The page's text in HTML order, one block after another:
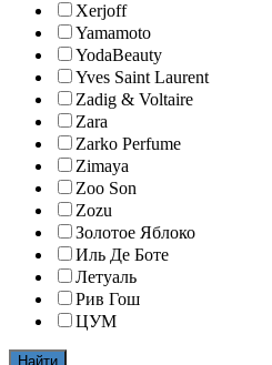
Xerjoff
Yamamoto
YodaBeauty
Yves Saint Laurent
Zadig & Voltaire
Zara
Zarko Perfume
Zimaya
Zoo Son
Zozu
Золотое Яблоко
Иль Де Боте
Летуаль
Рив Гош
ЦУМ
Найти